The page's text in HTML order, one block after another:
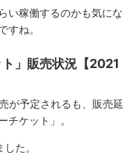
い稼働するのかも気にな
すね。
ト」販売状況【2021
が予定されるも、販売延
チケット」。
た。